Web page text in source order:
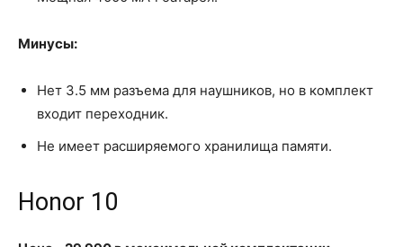
Минусы:
Нет 3.5 мм разъема для наушников, но в комплект
входит переходник.
Не имеет расширяемого хранилища памяти.
Honor 10